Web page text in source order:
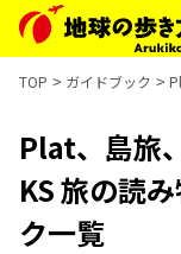
TOP ガイドブック
Plat、島旅
KS 旅の読
ク一覧